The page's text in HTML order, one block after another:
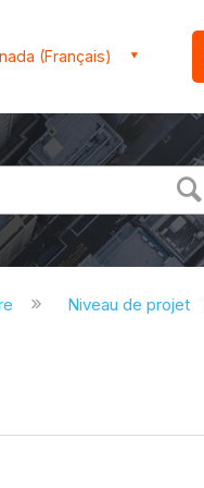
(Français)
Niveau de projet